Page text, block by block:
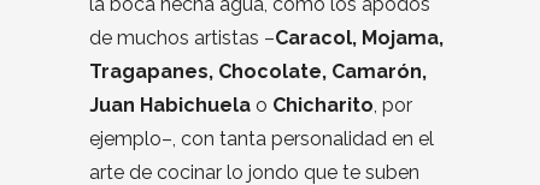
de muchos artistas –Caracol, Mojama,
Tragapanes, Chocolate, Camarón,
Juan Habichuela o Chicharito , por
ejemplo–, con tanta personalidad en el
arte de cocinar lo jondo que te suben